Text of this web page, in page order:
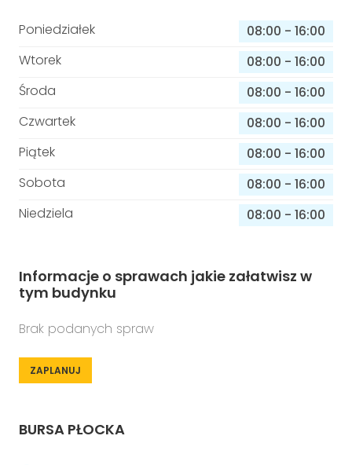
Poniedziałek 08:00 - 16:00
Wtorek
08:00 - 16:00
Środa
08:00 - 16:00
Czwartek
08:00 - 16:00
Piątek
08:00 - 16:00
Sobota
08:00 - 16:00
Niedziela
08:00 - 16:00
Informacje o sprawach jakie załatwisz w
tym budynku
Brak podanych spraw
ZAPLANUJ
BURSA PŁOCKA